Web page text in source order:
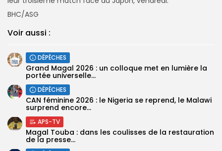
BHC/ASG
Voir aussi :
DÉPÊCHES
Grand Magal 2026 : un colloque met en lumière la
portée universelle...
DÉPÊCHES
‎CAN féminine 2026 : le Nigeria se reprend, le Malawi
surprend encore...
APS-TV
Magal Touba : dans les coulisses de la restauration
de la presse...